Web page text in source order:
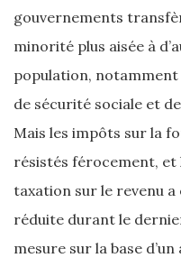
gouvernements
minorité plus aisée à
population, notamment
de sécurité sociale et
Mais les impôts sur la
résistés férocement,
taxation sur le revenu
réduite durant le
mesure sur la base